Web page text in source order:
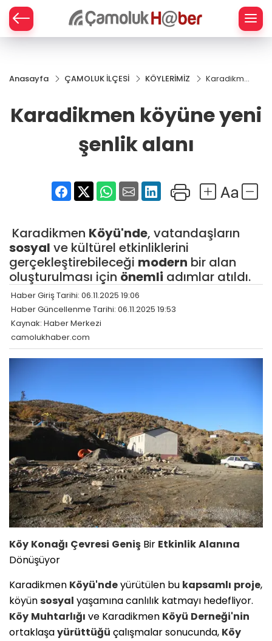
Anasayfa ÇAMOLUK İLÇESİ KÖYLERİMİZ
Karadikmen
Karadikmen köyüne yeni
şenlik alanı
Karadikmen Köyü'nde, vatandaşların
sosyal ve kültürel etkinliklerini
gerçekleştirebileceği modern bir alan
oluşturulması için önemli adımlar atıldı.
Haber Giriş Tarihi: 06.11.2025 19:06
Haber Güncellenme Tarihi: 06.11.2025 19:53
Kaynak: Haber Merkezi
camolukhaber.com
Köy Konağı Çevresi Geniş Bir EtkinlikAlanına
Dönüşüyor
Karadikmen Köyü'ndeyürütülen bu kapsamlı proje,
köyünsosyal yaşamına canlılık katmayı hedefliyor.
Köy Muhtarlığı ve Karadikmen Köyü Derneği'nin
ortaklaşayürüttüğü çalışmalar sonucunda, Köy